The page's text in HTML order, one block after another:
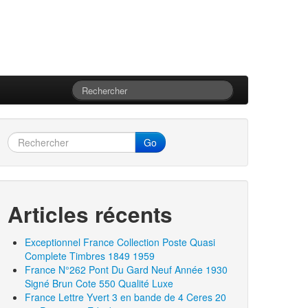
Go
Articles récents
Exceptionnel France Collection Poste Quasi
Complete Timbres 1849 1959
France N°262 Pont Du Gard Neuf Année 1930
Signé Brun Cote 550 Qualité Luxe
France Lettre Yvert 3 en bande de 4 Ceres 20